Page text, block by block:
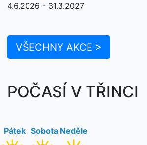
4.6.2026 - 31.3.2027
VŠECHNY AKCE >
POČASÍ V TŘINCI
Pátek Sobota Neděle